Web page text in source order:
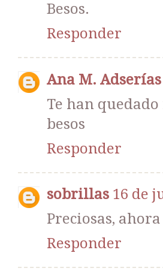
Besos.
Responder
Ana M. Adserías
Te han
besos
Responder
sobrillas 16 de
Preciosas,
Responder